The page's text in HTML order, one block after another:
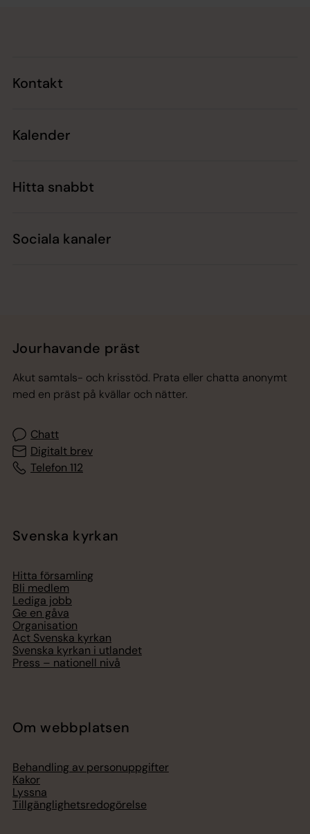
Kontakt
Kalender
Hitta snabbt
Sociala kanaler
Jourhavande präst
Akut samtals- och krisstöd. Prata eller chatta anonymt
med en präst på kvällar och nätter.
Chatt
Digitalt brev
Telefon 112
Svenska kyrkan
Hitta församling
Bli medlem
Lediga jobb
Ge en gåva
Organisation
Act Svenska kyrkan
Svenska kyrkan i utlandet
Press – nationell nivå
Om webbplatsen
Behandling av personuppgifter
Kakor
Lyssna
Tillgänglighetsredogörelse